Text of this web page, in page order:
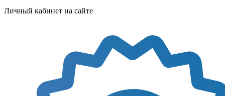
Личный кабинет на сайте